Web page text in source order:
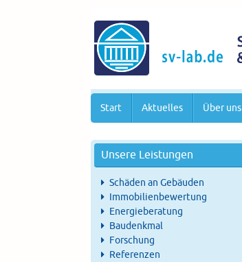
Start Aktuelles Über uns
Unsere Leistungen
Schäden an Gebäuden
Immobilienbewertung
Energieberatung
Baudenkmal
Forschung
Referenzen